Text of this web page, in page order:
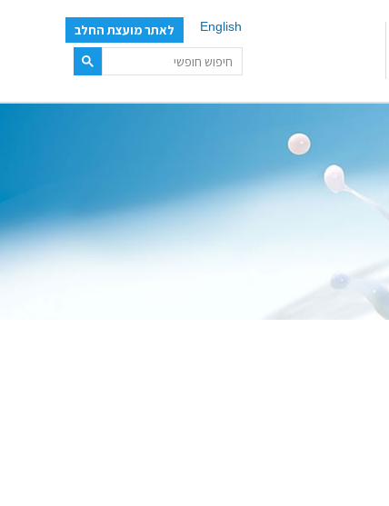
English לאתר מועצת החלב